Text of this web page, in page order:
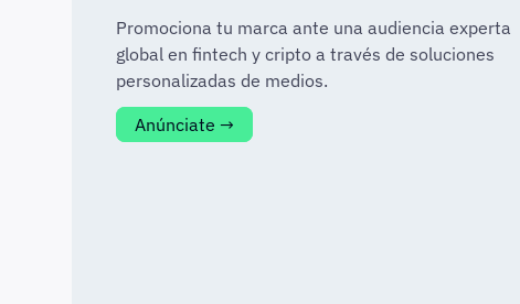
Promociona tu marca ante una audiencia experta
global en fintech y cripto a través de soluciones
personalizadas de medios.
Anúnciate →